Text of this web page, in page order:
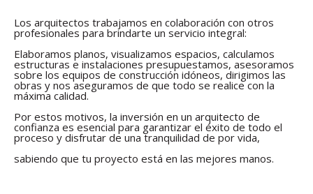
Los arquitectos trabajamos en colaboración con otros
profesionales para brindarte un servicio integral:
Elaboramos planos, visualizamos espacios, calculamos
estructuras e instalaciones presupuestamos, asesoramos
sobre los equipos de construcción idóneos, dirigimos las
obras y nos aseguramos de que todo se realice con la
máxima calidad.
Por estos motivos, la inversión en un arquitecto de
confianza es esencial para garantizar el éxito de todo el
proceso y disfrutar de una tranquilidad de por vida,
sabiendo que tu proyecto está en las mejores manos.